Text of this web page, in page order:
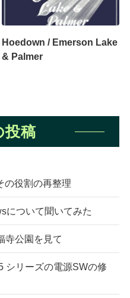
Hoedown / Emerson Lake
& Palmer
投稿
の役割の再整理
について聞いてみた
寺公園を見て
シリーズの電源SWの修